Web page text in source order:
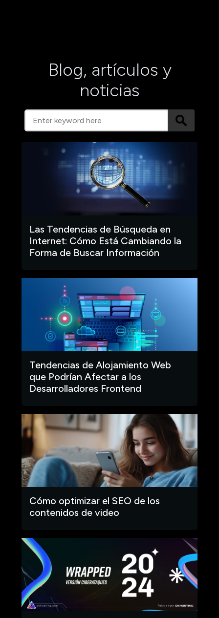
Blog, artículos y
noticias
Las Tendencias de Búsqueda en
Internet: Cómo Está Cambiando la
Forma de Buscar Información
Tendencias de Alojamiento Web
que Podrían Afectar a los
Desarrolladores Frontend
Cómo optimizar el SEO de los
contenidos de video